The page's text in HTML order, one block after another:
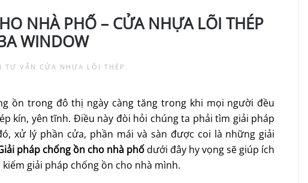
NHÀ PHỐ – CỬA NHỰA LÕI THÉP
WINDOW
TƯ VẤN CỬA NHỰA LÕI THÉP .
ồn trong đô thị ngày càng tăng trong khi mọi người đều
kín, yên tĩnh. Điều này đòi hỏi chúng ta phải tìm giải pháp
xử lý phần cửa, phần mái và sàn được coi là những giải
pháp chống ồn cho nhà phốdưới đây hy vọng sẽ giúp ích
giải pháp chống ồn cho nhà mình.